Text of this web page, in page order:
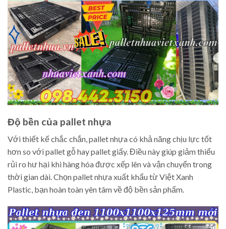
Độ bền của pallet nhựa
Với thiết kế chắc chắn, pallet nhựa có khả năng chịu lực tốt
hơn so với pallet gỗ hay pallet giấy. Điều này giúp giảm thiểu
rủi ro hư hại khi hàng hóa được xếp lên và vận chuyển trong
thời gian dài. Chọn pallet nhựa xuất khẩu từ Việt Xanh
Plastic, bạn hoàn toàn yên tâm về độ bền sản phẩm.